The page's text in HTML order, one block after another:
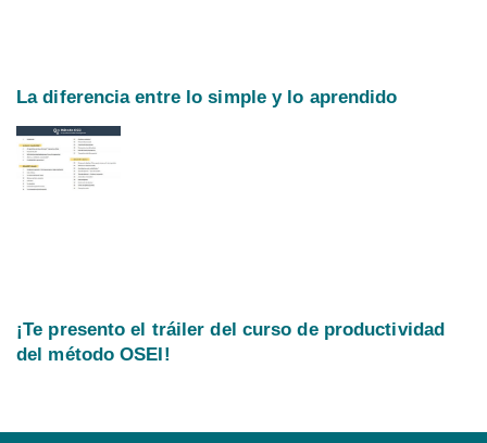
La diferencia entre lo simple y lo aprendido
¡Te presento el tráiler del curso de productividad
del método OSEI!